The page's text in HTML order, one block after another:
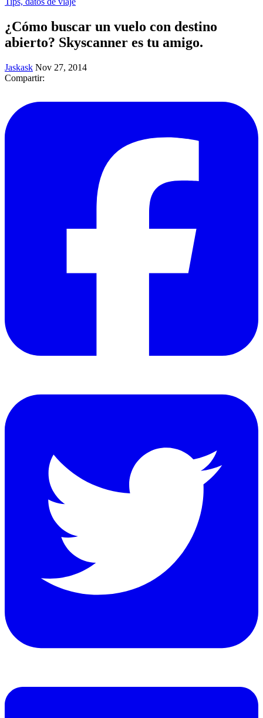
¿Cómo buscar un vuelo con destino
abierto? Skyscanner es tu amigo.
Jaskask Nov 27, 2014
Compartir: